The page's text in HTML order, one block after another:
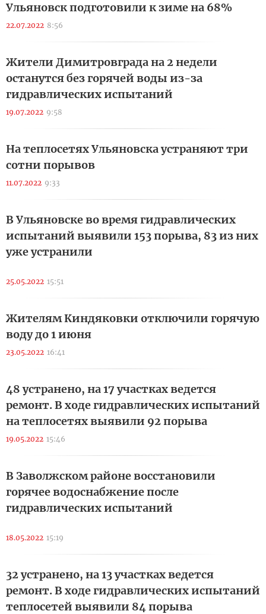
Ульяновск подготовили к зиме на 68%
22.07.2022 8:56
Жители Димитровграда на 2 недели
останутся без горячей воды из-за
гидравлических испытаний
19.07.2022 9:58
На теплосетях Ульяновска устраняют три
сотни порывов
11.07.2022 9:33
В Ульяновске во время гидравлических
испытаний выявили 153 порыва, 83 из них
уже устранили
25.05.2022 15:51
Жителям Киндяковки отключили горячую
воду до 1 июня
23.05.2022 16:41
48 устранено, на 17 участках ведется
ремонт. В ходе гидравлических испытаний
на теплосетях выявили 92 порыва
19.05.2022 15:46
В Заволжском районе восстановили
горячее водоснабжение после
гидравлических испытаний
18.05.2022 15:19
32 устранено, на 13 участках ведется
ремонт. В ходе гидравлических испытаний
теплосетей выявили 84 порыва